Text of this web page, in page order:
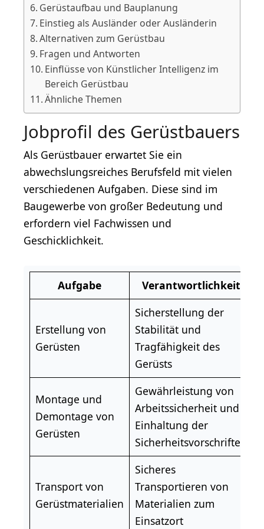
Gerüstaufbau und Bauplanung
Einstieg als Ausländer oder Ausländerin
Alternativen zum Gerüstbau
Fragen und Antworten
Einflüsse von Künstlicher Intelligenz im
Bereich Gerüstbau
Ähnliche Themen
Jobprofil des Gerüstbauers
Als Gerüstbauer erwartet Sie ein
abwechslungsreiches Berufsfeld mit vielen
verschiedenen Aufgaben. Diese sind im
Baugewerbe von großer Bedeutung und
erfordern viel Fachwissen und
Geschicklichkeit.
Aufgabe Verantwortlichkeit
Erstellung von
Gerüsten
Sicherstellung der
Stabilität und
Tragfähigkeit des
Gerüsts
Montage und
Demontage von
Gerüsten
Gewährleistung von
Arbeitssicherheit und
Einhaltung der
Sicherheitsvorschriften
Transport von
Gerüstmaterialien
Sicheres
Transportieren von
Materialien zum
Einsatzort